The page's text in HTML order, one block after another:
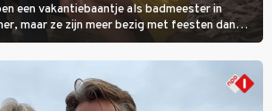
een vakantiebaantje als badmeester in
maar ze zijn meer bezig met feesten dan